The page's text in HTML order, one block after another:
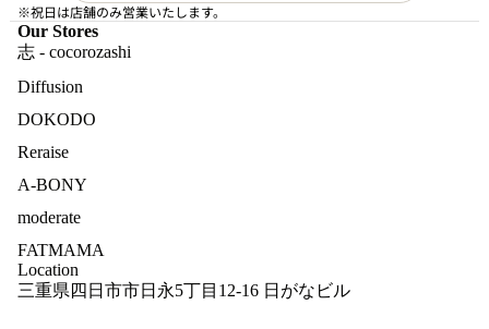
※祝日は店舗のみ営業いたします。
Our Stores
志 - cocorozashi
Diffusion
DOKODO
Reraise
A-BONY
moderate
FATMAMA
Location
三重県四日市市日永5丁目12-16 日がなビル